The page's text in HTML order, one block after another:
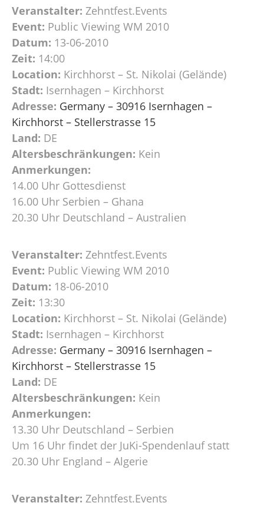
Veranstalter: Zehntfest.Events
Event: Public Viewing WM 2010
Datum: 13-06-2010
Zeit: 14:00
Location: Kirchhorst – St. Nikolai (Gelände)
Stadt: Isernhagen – Kirchhorst
Adresse: Germany – 30916 Isernhagen –
Kirchhorst – Stellerstrasse 15
Land: DE
Altersbeschränkungen: Kein
Anmerkungen:
14.00 Uhr Gottesdienst
16.00 Uhr Serbien – Ghana
20.30 Uhr Deutschland – Australien
Veranstalter: Zehntfest.Events
Event: Public Viewing WM 2010
Datum: 18-06-2010
Zeit: 13:30
Location: Kirchhorst – St. Nikolai (Gelände)
Stadt: Isernhagen – Kirchhorst
Adresse: Germany – 30916 Isernhagen –
Kirchhorst – Stellerstrasse 15
Land: DE
Altersbeschränkungen: Kein
Anmerkungen:
13.30 Uhr Deutschland – Serbien
Um 16 Uhr findet der JuKi-Spendenlauf statt
20.30 Uhr England – Algerie
Veranstalter: Zehntfest.Events